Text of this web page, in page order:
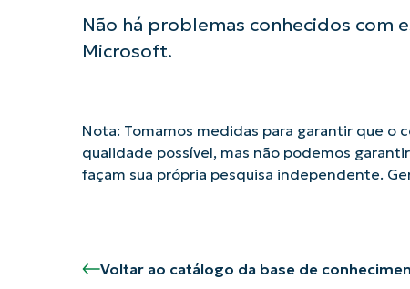
Não há problemas conhecidos com
Microsoft.
Nota: Tomamos medidas para garantir que o
qualidade possível, mas não podemos
façam sua própria pesquisa independente.
Voltar ao catálogo da base de